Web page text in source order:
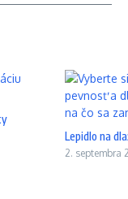
Lepidlo na
2. septembra